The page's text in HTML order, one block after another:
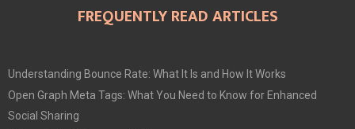
FREQUENTLY READ ARTICLES
Understanding Bounce Rate: What It Is and How It Works
Open Graph Meta Tags: What You Need to Know for Enhanced
Social Sharing